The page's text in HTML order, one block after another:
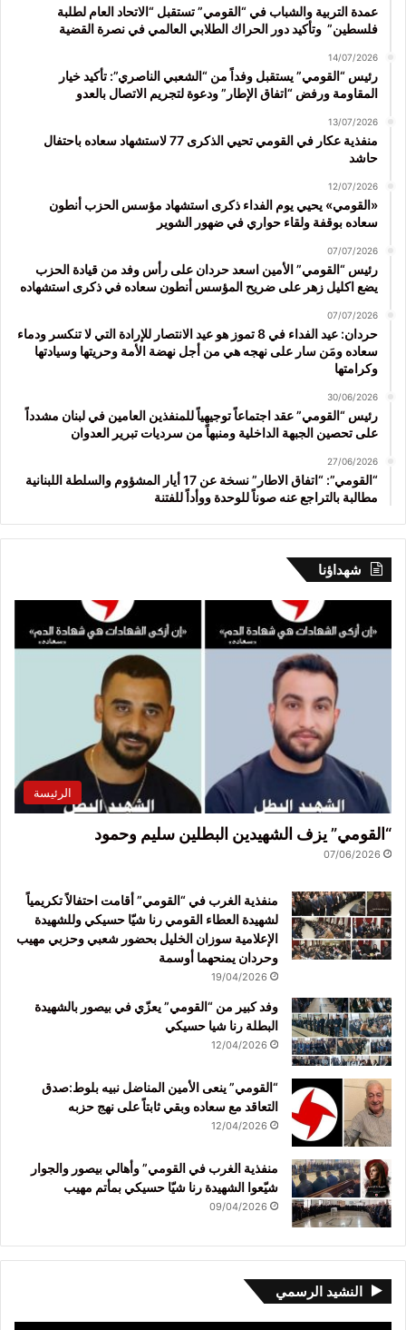
عمدة التربية والشباب في “القومي” تستقبل “الاتحاد العام لطلبة
فلسطين” وتأكيد دور الحراك الطلابي العالمي في نصرة القضية
14/07/2026
رئيس “القومي” يستقبل وفداً من “الشعبي الناصري”: تأكيد خيار
المقاومة ورفض “اتفاق الإطار” ودعوة لتجريم الاتصال بالعدو
13/07/2026
منفذية عكار في القومي تحيي الذكرى 77 لاستشهاد سعاده باحتفال
حاشد
12/07/2026
«القومي» يحيي يوم الفداء ذكرى استشهاد مؤسس الحزب أنطون
سعاده بوقفة ولقاء حواري في ضهور الشوير
07/07/2026
رئيس “القومي” الأمين اسعد حردان على رأس وفد من قيادة الحزب
يضع اكليل زهر على ضريح المؤسس أنطون سعاده في ذكرى استشهاده
07/07/2026
حردان: عيد الفداء في 8 تموز هو عيد الانتصار للإرادة التي لا تنكسر ودماء
سعاده ومَن سار على نهجه هي من أجل نهضة الأمة وحريتها وسيادتها
وكرامتها
30/06/2026
رئيس “القومي” عقد اجتماعاً توجيهياً للمنفذين العامين في لبنان مشدداً
على تحصين الجبهة الداخلية ومنبهاً من سرديات تبرير العدوان
27/06/2026
“القومي”: “اتفاق الاطار” نسخة عن 17 أيار المشؤوم والسلطة اللبنانية
مطالبة بالتراجع عنه صوناً للوحدة ووأداً للفتنة
شهداؤنا
الرئيسة
“القومي” يزف الشهيدين البطلين سليم وحمود
07/06/2026
منفذية الغرب في “القومي” أقامت احتفالاً تكريمياً
لشهيدة العطاء القومي رنا شيّا حسيكي وللشهيدة
الإعلامية سوزان الخليل بحضور شعبي وحزبي مهيب
وحردان يمنحهما أوسمة
19/04/2026
وفد كبير من “القومي” يعزّي في بيصور بالشهيدة
البطلة رنا شيا حسيكي
12/04/2026
“القومي” ينعى الأمين المناضل نبيه بلوط:صدق
التعاقد مع سعاده وبقي ثابتاً على نهج حزبه
12/04/2026
منفذية الغرب في القومي” وأهالي بيصور والجوار
شيّعوا الشهيدة رنا شيّا حسيكي بمأتم مهيب
09/04/2026
النشيد الرسمي